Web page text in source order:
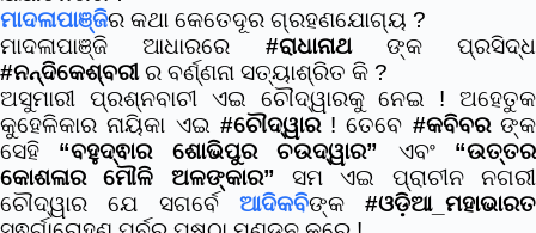
ମାଦଳାପାଞ୍ଜିର କଥା କେତେଦୂର ଗ୍ରହଣଯୋଗ୍ୟ ?
ମାଦଳାପାଞ୍ଜି ଆଧାରରେ #ରାଧାନାଥଙ୍କ ପ୍ରସିଦ୍ଧ
#ନନ୍ଦିକେଶ୍ବରୀର ବର୍ଣ୍ଣନା ସତ୍ୟାଶ୍ରିତ କି ?
ଅସୁମାରୀ ପ୍ରଶ୍ନବାଚୀ ଏଇ ଚୌଦ୍ୱାରକୁ ନେଇ ! ଅହେତୁକ
କୁହେଳିକାର ନାୟିକା ଏଇ #ଚୌଦ୍ୱାର! ତେବେ #କବିବରଙ୍କ
ସେହି “ବହୁଦ୍ଵାର ଶୋଭିପୁର ଚଉଦ୍ୱାର” ଏବଂ “ଉତ୍ତର
କୋଶଳାର ମୌଳି ଅଳଙ୍କାର” ସମ ଏଇ ପ୍ରାଚୀନ ନଗରୀ
ଚୌଦ୍ୱାର ଯେ ସଗର୍ବେ ଆଦିକବିଙ୍କ #ଓଡ଼ିଆ_ମହାଭାରତ